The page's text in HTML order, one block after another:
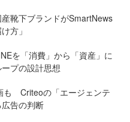
靴下ブランドがSmartNews
方」
を「消費」から「資産」に
プの設計思想
も Criteoの「エージェンテ
告の判断